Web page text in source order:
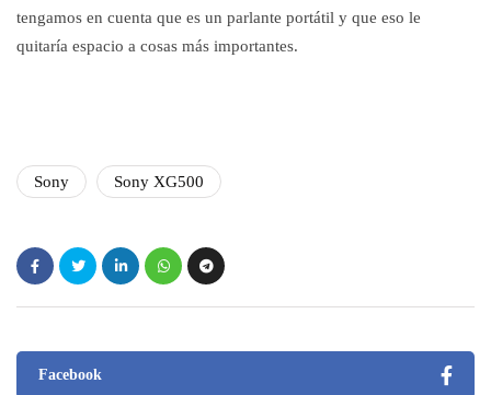
tengamos en cuenta que es un parlante portátil y que eso le
quitaría espacio a cosas más importantes.
Sony Sony XG500
Facebook